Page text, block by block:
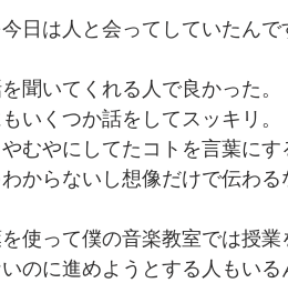
日は人と会ってしていたん
聞いてくれる人で良かった。
いくつか話をしてスッキリ。
むやにしてたコトを言葉に
からないし想像だけで伝わ
使って僕の音楽教室では授
のに進めようとする人もい